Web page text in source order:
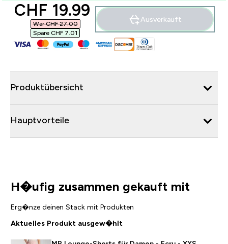
discounted price
CHF 19.99‎
War CHF 27.00‎
Spare CHF 7.01‎
Ausverkauft
Produktübersicht
Hauptvorteile
H�ufig zusammen gekauft mit
Erg�nze deinen Stack mit Produkten
Aktuelles Produkt ausgew�hlt